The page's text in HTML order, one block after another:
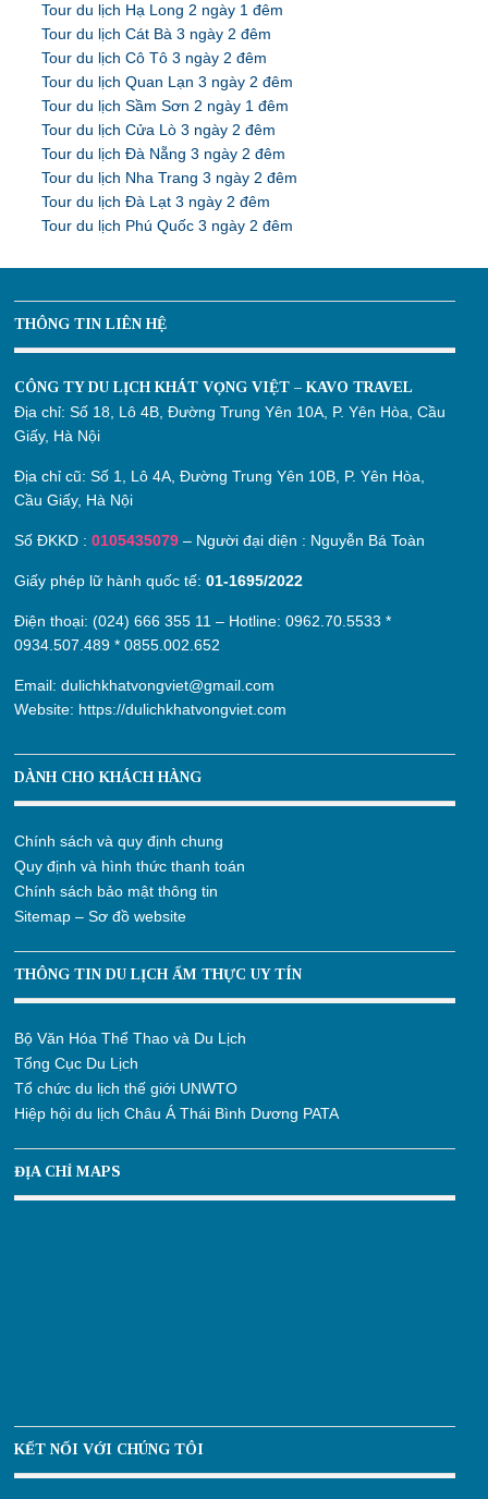
Tour du lịch Hạ Long 2 ngày 1 đêm
Tour du lịch Cát Bà 3 ngày 2 đêm
Tour du lịch Cô Tô 3 ngày 2 đêm
Tour du lịch Quan Lạn 3 ngày 2 đêm
Tour du lịch Sầm Sơn 2 ngày 1 đêm
Tour du lịch Cửa Lò 3 ngày 2 đêm
Tour du lịch Đà Nẵng 3 ngày 2 đêm
Tour du lịch Nha Trang 3 ngày 2 đêm
Tour du lịch Đà Lạt 3 ngày 2 đêm
Tour du lịch Phú Quốc 3 ngày 2 đêm
THÔNG TIN LIÊN HỆ
CÔNG TY DU LỊCH KHÁT VỌNG VIỆT – KAVO TRAVEL
Địa chỉ:Số 18, Lô 4B, Đường Trung Yên 10A, P. Yên Hòa, Cầu
Giấy, Hà Nội
Địa chỉ cũ:Số 1, Lô 4A, Đường Trung Yên 10B, P. Yên Hòa,
Cầu Giấy, Hà Nội
Số ĐKKD :0105435079 – Người đại diện : Nguyễn Bá Toàn
Giấy phép lữ hành quốc tế:01-1695/2022
Điện thoại: (024) 666 355 11 – Hotline:0962.70.5533 *
0934.507.489 *0855.002.652
Email:dulichkhatvongviet@gmail.com
Website: https://dulichkhatvongviet.com
DÀNH CHO KHÁCH HÀNG
Chính sách và quy định chung
Quy định và hình thức thanh toán
Chính sách bảo mật thông tin
Sitemap – Sơ đồ website
THÔNG TIN DU LỊCH ẨM THỰC UY TÍN
Bộ Văn Hóa Thể Thao và Du Lịch
Tổng Cục Du Lịch
Tổ chức du lịch thế giới UNWTO
Hiệp hội du lịch Châu Á Thái Bình Dương PATA
ĐỊA CHỈ MAPS
KẾT NỐI VỚI CHÚNG TÔI